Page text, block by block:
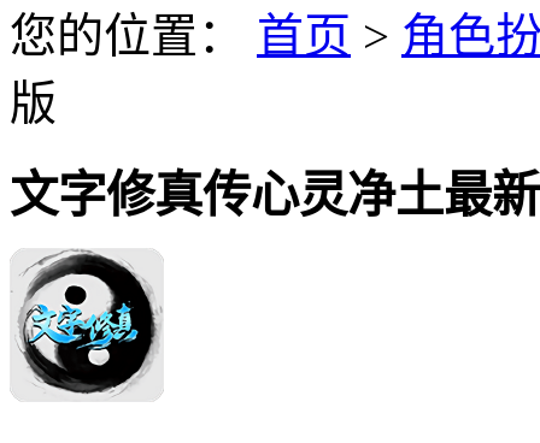
您的位置： 首页 > 角色
版
文字修真传心灵净土最